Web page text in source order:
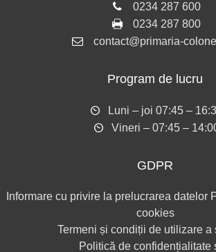
0234 287 600
0234 287 800
contact@primaria-
Program de lucru
Luni – joi 07:45 –
Vineri – 07:45 –
GDPR
Informare cu privire la prelucrarea datelor
cookies
Termeni și condiții de utilizare a
Politică de confidențialitate